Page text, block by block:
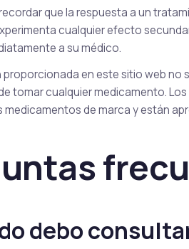
que la respuesta a un
cualquier efecto
a su médico.
en este sitio web
tomar cualquier medicamento.
medicamentos de marca y están
debo